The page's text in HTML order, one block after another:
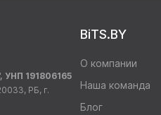
BiTS.BY
О компании
Наша команда
Блог
191806165
РБ, г.